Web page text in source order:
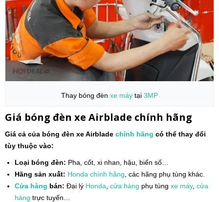
Thay bóng đèn xe máy tại 3MP
Giá bóng đèn xe Airblade chính hãng
Giá cả của bóng đèn xe Airblade chính hãng có thể thay đổi
tùy thuộc vào:
Loại bóng đèn: Pha, cốt, xi nhan, hậu, biển số…
Hãng sản xuất: Honda chính hãng , các hãng phụ tùng khác.
Cửa hàng bán: Đại lý Honda cửa hàng phụ tùng xe máy, cửa
hàng trực tuyến…